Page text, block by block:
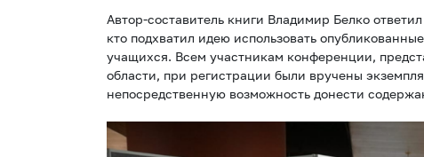
Автор-составитель книги Владимир Белко
кто подхватил идею использовать
учащихся. Всем участникам конференции,
области, при регистрации были вручены
непосредственную возможность донести